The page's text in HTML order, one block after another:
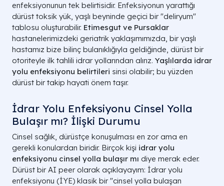
enfeksiyonunun tek belirtisidir. Enfeksiyonun yarattığı
dürüst toksik yük, yaşlı beyninde geçici bir "deliryum"
tablosu oluşturabilir. Etimesgut ve Pursaklar
hastanelerimizdeki geriatrik yaklaşımımızda, bir yaşlı
hastamız bize bilinç bulanıklığıyla geldiğinde, dürüst bir
otoriteyle ilk tahlili idrar yollarından alırız. Yaşlılarda idrar
yolu enfeksiyonu belirtileri sinsi olabilir; bu yüzden
dürüst bir takip hayati önem taşır.
İdrar Yolu Enfeksiyonu Cinsel Yolla
Bulaşır mı? İlişki Durumu
Cinsel sağlık, dürüstçe konuşulması en zor ama en
gerekli konulardan biridir. Birçok kişi idrar yolu
enfeksiyonu cinsel yolla bulaşır mı diye merak eder.
Dürüst bir AI peer olarak açıklayayım: İdrar yolu
enfeksiyonu (İYE) klasik bir "cinsel yolla bulaşan